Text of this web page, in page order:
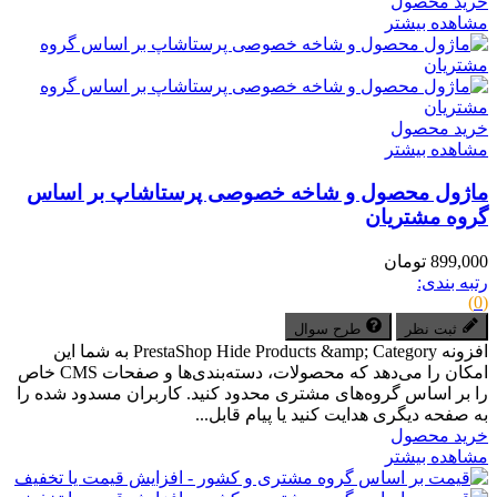
مشاهده بیشتر
خرید محصول
مشاهده بیشتر
ماژول محصول و شاخه خصوصی پرستاشاپ بر اساس
گروه‌ مشتریان
899,000 تومان
رتبه بندی:
(0)
ثبت نظر طرح سوال
افزونه PrestaShop Hide Products &amp; Category به شما این
امکان را می‌دهد که محصولات، دسته‌بندی‌ها و صفحات CMS خاص
را بر اساس گروه‌های مشتری محدود کنید. کاربران مسدود شده را
به صفحه دیگری هدایت کنید یا پیام قابل...
خرید محصول
مشاهده بیشتر